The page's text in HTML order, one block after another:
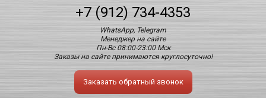
+7 (912) 734-4353
WhatsApp, Telegram
Менеджер на сайте
Пн-Вс 08:00-23:00 Мск
Заказы на сайте принимаются круглосуточно!
Заказать обратный звонок